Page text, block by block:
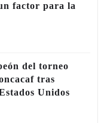
factor para la
del torneo
tras
Unidos